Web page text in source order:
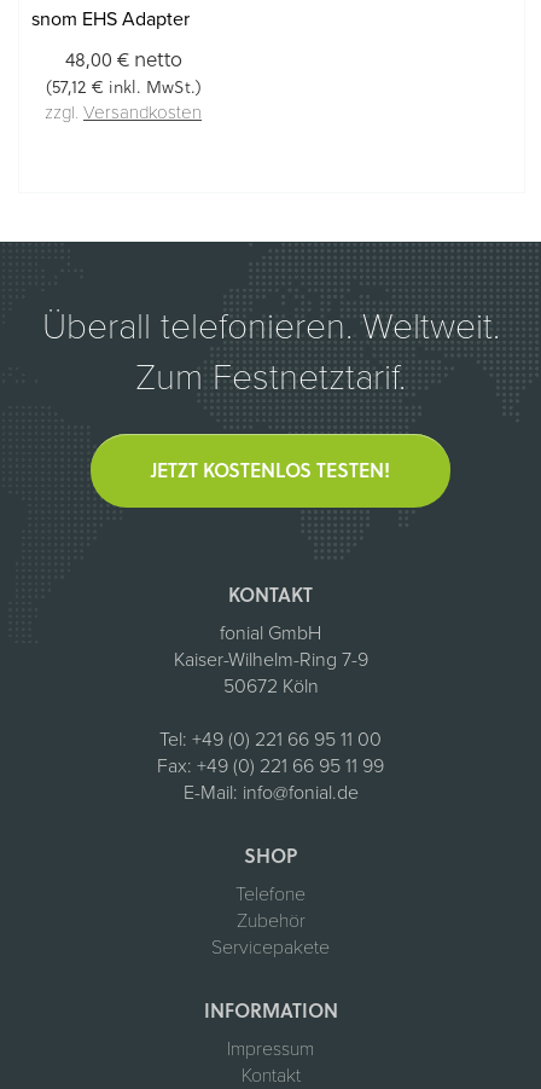
snom EHS Adapter
48,00 €netto
(57,12 € inkl. MwSt.)
zzgl. Versandkosten
Überall telefonieren. Weltweit.
Zum Festnetztarif.
JETZT KOSTENLOS TESTEN!
KONTAKT
fonial GmbH
Kaiser-Wilhelm-Ring 7-9
50672 Köln
Tel: +49 (0) 221 66 95 11 00
Fax: +49 (0) 221 66 95 11 99
E-Mail: info@fonial.de
SHOP
Telefone
Zubehör
Servicepakete
INFORMATION
Impressum
Kontakt